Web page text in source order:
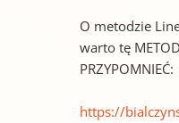
O metodzie
warto tę
PRZYPOMNIEĆ:
https://